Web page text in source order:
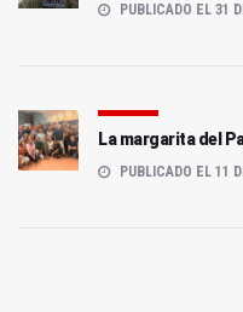
PUBLICADO EL 31
La margarita del
PUBLICADO EL 11